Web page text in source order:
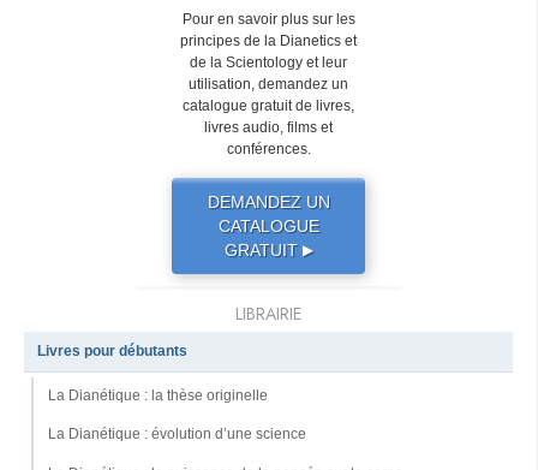
Pour en savoir plus sur les
principes de la Dianetics et
de la Scientology et leur
utilisation, demandez un
catalogue gratuit de livres,
livres audio, films et
conférences.
DEMANDEZ UN
CATALOGUE
GRATUIT ▶
LIBRAIRIE
Livres pour débutants
La Dianétique : la thèse originelle
La Dianétique : évolution d’une science